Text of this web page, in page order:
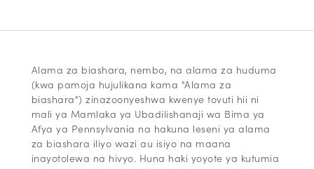
Alama za biashara, nembo, na alama za huduma
(kwa pamoja hujulikana kama "Alama za
biashara") zinazoonyeshwa kwenye tovuti hii ni
mali ya Mamlaka ya Ubadilishanaji wa Bima ya
Afya ya Pennsylvania na hakuna leseni ya alama
za biashara iliyo wazi au isiyo na maana
inayotolewa na hivyo. Huna haki yoyote ya kutumia